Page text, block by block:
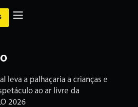
leva a palhaçaria a crianças e
ao ar livre da
2026